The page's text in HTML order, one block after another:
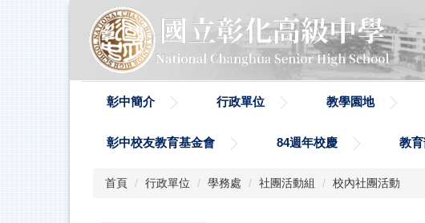
彰中簡介 行政單位 教學園地
彰中校友教育基金會 84週年校慶 教
首頁 行政單位 學務處 社團活動組 校內社團活動